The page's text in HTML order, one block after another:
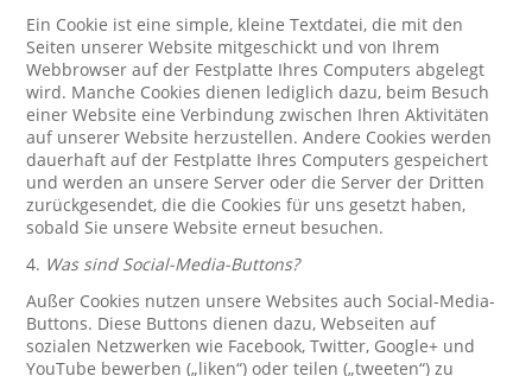
Ein Cookie ist eine simple, kleine Textdatei, die mit den
Seiten unserer Website mitgeschickt und von Ihrem
Webbrowser auf der Festplatte Ihres Computers abgelegt
wird. Manche Cookies dienen lediglich dazu, beim Besuch
einer Website eine Verbindung zwischen Ihren Aktivitäten
auf unserer Website herzustellen. Andere Cookies werden
dauerhaft auf der Festplatte Ihres Computers gespeichert
und werden an unsere Server oder die Server der Dritten
zurückgesendet, die die Cookies für uns gesetzt haben,
sobald Sie unsere Website erneut besuchen.
4. Was sind Social-Media-Buttons?
Außer Cookies nutzen unsere Websites auch Social-Media-
Buttons. Diese Buttons dienen dazu, Webseiten auf
sozialen Netzwerken wie Facebook, Twitter, Google+ und
YouTube bewerben („liken“) oder teilen („tweeten“) zu